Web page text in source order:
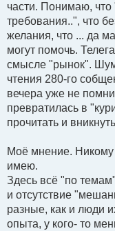
части. Понимаю, что
требования..", что
желания, что ... да
могут помочь.
смысле "рынок".
чтения 280-го
вечера уже не
превратилась в
прочитать и
Моё мнение.
имею.
Здесь всё "по
и отсутствие
разные, как и люди
опыта, у кого- то